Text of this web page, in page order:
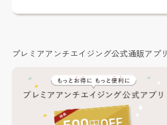
プレミアアンチエイジング公式通販アプリ